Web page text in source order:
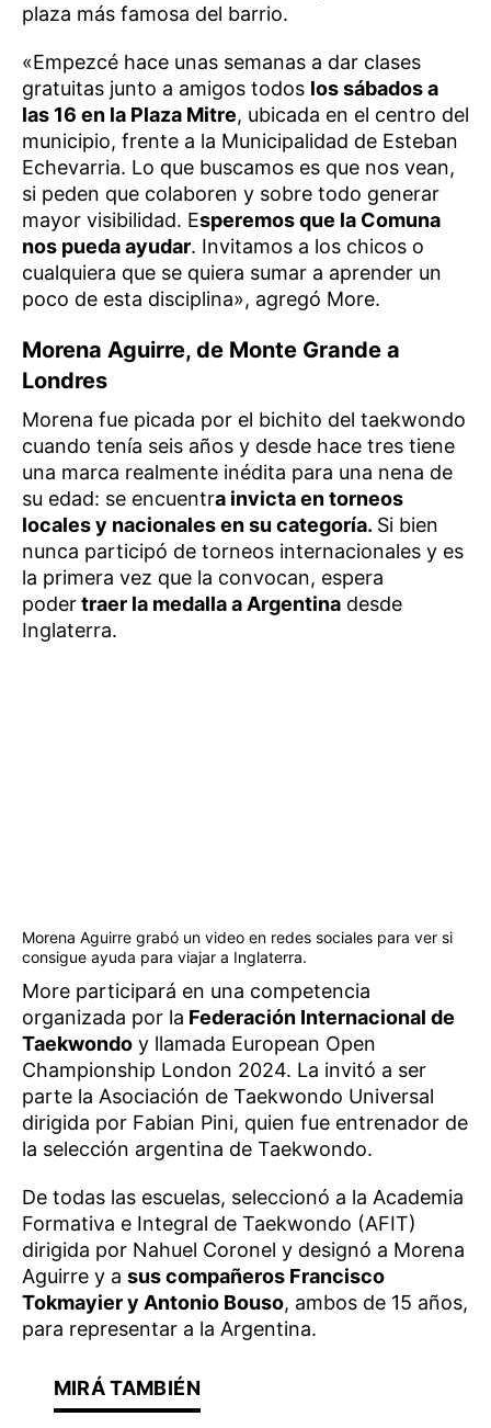
plaza más famosa del barrio.
«Empezcé hace unas semanas a dar clases
gratuitas junto a amigos todos los sábados a
las 16 en la Plaza Mitre, ubicada en el centro del
municipio, frente a la Municipalidad de Esteban
Echevarria. Lo que buscamos es que nos vean,
si peden que colaboren y sobre todo generar
mayor visibilidad. Esperemos que la Comuna
nos pueda ayudar. Invitamos a los chicos o
cualquiera que se quiera sumar a aprender un
poco de esta disciplina», agregó More.
Morena Aguirre, de Monte Grande a
Londres
Morena fue picada por el bichito del taekwondo
cuando tenía seis años y desde hace tres tiene
una marca realmente inédita para una nena de
su edad: se encuentra invicta en torneos
locales y nacionales en su categoría. Si bien
nunca participó de torneos internacionales y es
la primera vez que la convocan, espera
podertraer la medalla a Argentina desde
Inglaterra.
Morena Aguirre grabó un video en redes sociales para ver si
consigue ayuda para viajar a Inglaterra.
More participará en una competencia
organizada por la Federación Internacional de
Taekwondo y llamada European Open
Championship London 2024. La invitó a ser
parte la Asociación de Taekwondo Universal
dirigida por Fabian Pini, quien fue entrenador de
la selección argentina de Taekwondo.
De todas las escuelas, seleccionó a la Academia
Formativa e Integral de Taekwondo (AFIT)
dirigida por Nahuel Coronel y designó a Morena
Aguirre y a sus compañeros Francisco
Tokmayier y Antonio Bouso, ambos de 15 años,
para representar a la Argentina.